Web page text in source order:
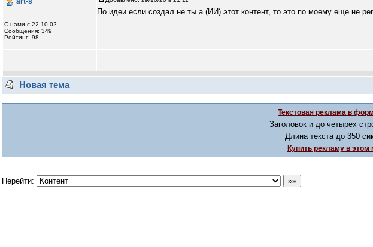
С нами с 22.10.02
Сообщения: 349
Рейтинг: 98
По идеи если создал не ты а (ИИ) этот контент, то это по моему еще не
Новая тема
Текстовая реклама в
Заголовок и до четырех
Длина текста до 350
Купить рекламу в этом
Перейти: